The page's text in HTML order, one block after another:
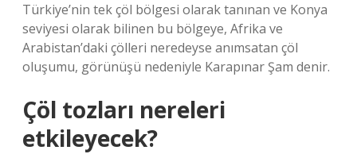
Türkiye’nin tek çöl bölgesi olarak tanınan ve Konya
seviyesi olarak bilinen bu bölgeye, Afrika ve
Arabistan’daki çölleri neredeyse anımsatan çöl
oluşumu, görünüşü nedeniyle Karapınar Şam denir.
Çöl tozları nereleri
etkileyecek?